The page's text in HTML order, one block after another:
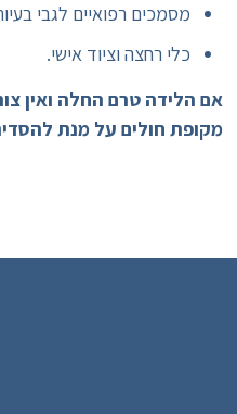
מסמכים רפואיים לגבי
כלי רחצה וציוד אישי.
אם הלידה טרם החלה ואין
מקופת חולים על מנת